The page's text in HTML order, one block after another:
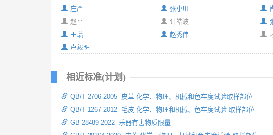
庄严
张小川
赵平
计皓波
王瓒
赵秀伟
卢毅明
相近标准(计划)
QB/T 2706-2005 皮革 化学、物理、机械和色牢度试验取样部位
QB/T 1267-2012 毛皮 化学、物理和机械、色牢度试验 取样部位
GB 28489-2022 乐器有害物质限量